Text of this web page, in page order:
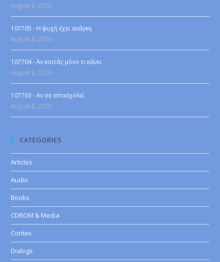
August 8, 2026
107705 - Η ψυχή έχει ανάγκη
August 8, 2026
107704 - Αν κοιτάς μόνο τι κάνει
August 8, 2026
107703 - Αν σε απασχολεί
August 8, 2026
CATEGORIES
Articles
Audio
Books
CDROM & Media
Contes
Dialogs